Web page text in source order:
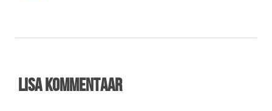
Lisa kommentaar